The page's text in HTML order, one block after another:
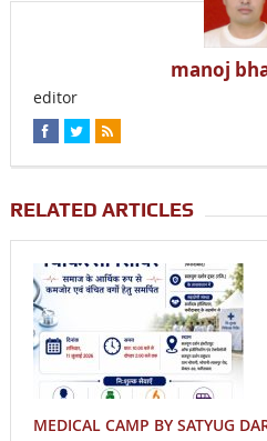
manoj
editor
RELATED ARTICLES
MEDICAL CAMP BY SATYUG